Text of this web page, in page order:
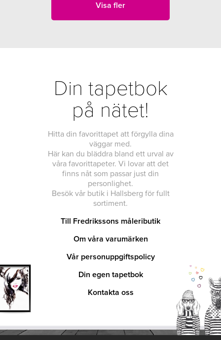
Visa fler
Din tapetbok
på nätet!
Hitta din favorittapet att förgylla dina
väggar med.
Här kan du bläddra bland ett urval av
våra favorittapeter. Vi lovar att det
finns nåt som passar just din
personlighet.
Besök vår butik i Hallsberg för fullt
sortiment.
Till Fredrikssons måleributik
Om våra varumärken
Vår personuppgiftspolicy
Din egen tapetbok
Kontakta oss